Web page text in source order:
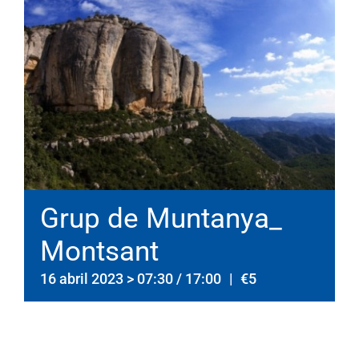
Grup de Muntanya_
Montsant
16 abril 2023 > 07:30/ 17:00 | €5